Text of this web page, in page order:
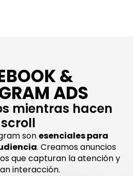
&
ADS
mientras hacen
scroll
son esenciales para
. Creamos anuncios
que capturan la atención y
interacción.